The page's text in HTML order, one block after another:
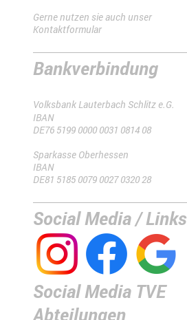
Gerne nutzen sie auch unser
Kontaktformular
Bankverbindung
Volksbank Lauterbach Schlitz e.G.
IBAN
DE76 5199 0000 0031 0814 08
Sparkasse Oberhessen
IBAN
DE81 5185 0079 0027 0320 28
Social Media / Links
Social Media TVE
Abteilungen